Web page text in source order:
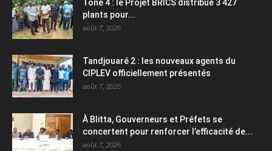
Tône 4 : le Projet BRICS distribue 3 427
plants pour...
août 7, 2026
Tandjouaré 2 : les nouveaux agents du
CIPLEV officiellement présentés
août 7, 2026
À Blitta, Gouverneurs et Préfets se
concertent pour renforcer l’efficacité de...
août 7, 2026